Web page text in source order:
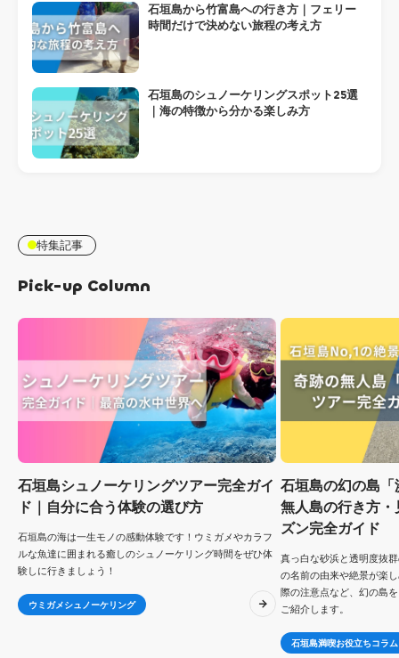
石垣島から竹富島への行き方｜フェリー
時間だけで決めない旅程の考え方
石垣島のシュノーケリングスポット25選
｜海の特徴から分かる楽しみ方
特集記事
Pick-up Column
石垣島シュノーケリングツアー完全ガイ
ド｜自分に合う体験の選び方
石垣島の海は一生モノの感動体験です！ウミガメやカラフ
ルな魚達に囲まれる癒しのシュノーケリング時間をぜひ体
験しに行きましょう！
ウミガメシュノーケリング
石垣島の幻の島
無人島の行き方
ズン完全ガイド
真っ白な砂浜と透明度抜
の名前の由来や絶景が楽
際の注意点など、幻の島
ご紹介します。
石垣島満喫お役立ちコラム